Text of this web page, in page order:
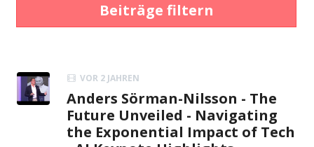
Beiträge filtern
VOR 2 JAHREN
Anders Sörman-Nilsson - The
Future Unveiled - Navigating
the Exponential Impact of Tech